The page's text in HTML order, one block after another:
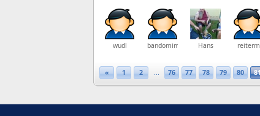
wudl bandomim Hans reiterm
« 1 2 76 77 78 79 80